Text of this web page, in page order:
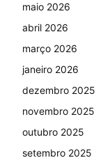
maio 2026
abril 2026
março 2026
janeiro 2026
dezembro 2025
novembro 2025
outubro 2025
setembro 2025